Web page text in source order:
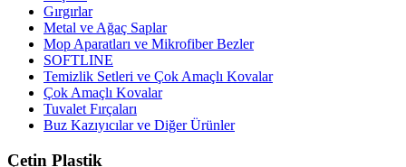
Gırgırlar
Metal ve Ağaç Saplar
Mop Aparatları ve Mikrofiber Bezler
SOFTLINE
Temizlik Setleri ve Çok Amaçlı Kovalar
Çok Amaçlı Kovalar
Tuvalet Fırçaları
Buz Kazıyıcılar ve Diğer Ürünler
Çetin Plastik